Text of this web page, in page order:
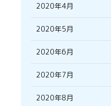
2020年4月
2020年5月
2020年6月
2020年7月
2020年8月